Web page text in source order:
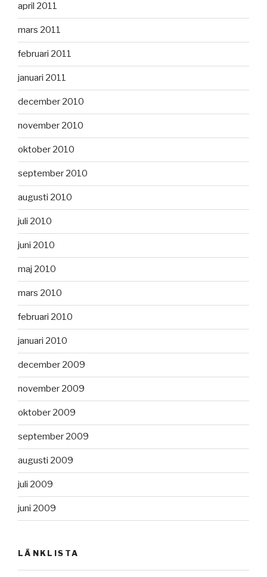
april 2011
mars 2011
februari 2011
januari 2011
december 2010
november 2010
oktober 2010
september 2010
augusti 2010
juli 2010
juni 2010
maj 2010
mars 2010
februari 2010
januari 2010
december 2009
november 2009
oktober 2009
september 2009
augusti 2009
juli 2009
juni 2009
LÄNKLISTA